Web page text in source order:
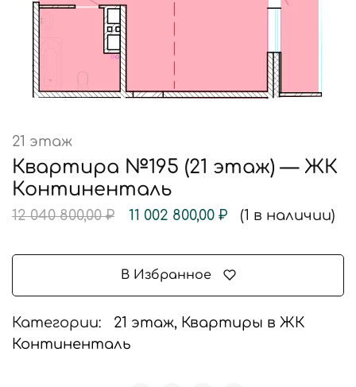
21 этаж
Квартира №195 (21 этаж) — ЖК
Континенталь
12 040 800,00₽ 11 002 800,00 ₽ (1 в наличии)
В Избранное
Категории: 21 этаж, Квартиры в ЖК
Континенталь